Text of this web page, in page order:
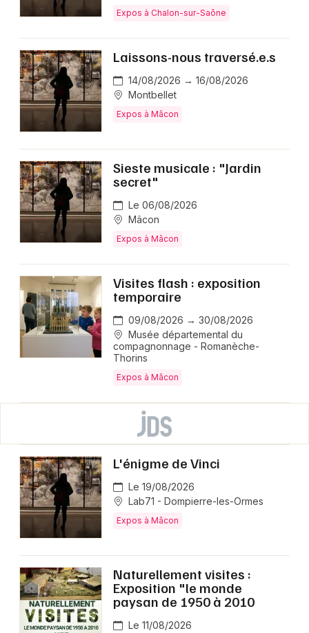
Expos à Chalon-sur-Saône
Laissons-nous traversé.e.s
14/08/2026 → 16/08/2026
Montbellet
Expos à Mâcon
Sieste musicale : "Jardin
secret"
Le 06/08/2026
Mâcon
Expos à Mâcon
Visites flash : exposition
temporaire
09/08/2026 → 30/08/2026
Musée départemental du
compagnonnage - Romanèche-
Thorins
Expos à Mâcon
L'énigme de Vinci
Le 19/08/2026
Lab71 - Dompierre-les-Ormes
Expos à Mâcon
Naturellement visites :
Exposition "le monde
paysan de 1950 à 2010
Le 11/08/2026